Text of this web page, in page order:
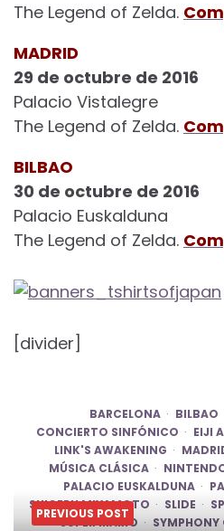
The Legend of Zelda.
MADRID
29 de octubre de 2016
Palacio Vistalegre
The Legend of Zelda.
BILBAO
30 de octubre de 2016
Palacio Euskalduna
The Legend of Zelda.
[divider]
BARCELONA BILBAO
CONCIERTO SINFÓNICO
EIJI
LINK'S AWAKENING
MÚSICA CLÁSICA
PALACIO EUSKALDUNA
SHIGERU MIYAMOTO
SLIDE
SUPER MARIO
SYMPHONY
PREVIOUS POST